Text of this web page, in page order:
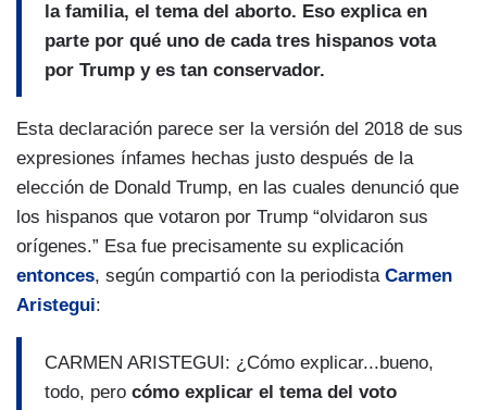
la familia, el tema del aborto. Eso explica en
parte por qué uno de cada tres hispanos vota
por Trump y es tan conservador.
Esta declaración parece ser la versión del 2018 de sus
expresiones ínfames hechas justo después de la
elección de Donald Trump, en las cuales denunció que
los hispanos que votaron por Trump “olvidaron sus
orígenes.” Esa fue precisamente su explicación
entonces, según compartió con la periodista Carmen
Aristegui:
CARMEN ARISTEGUI: ¿Cómo explicar...bueno,
todo, pero cómo explicar el tema del voto